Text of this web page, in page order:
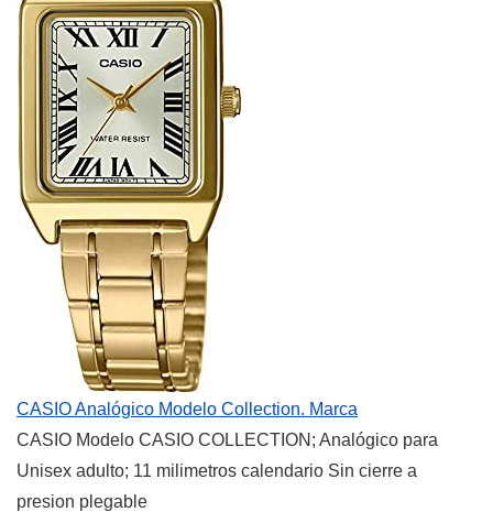
CASIO Analógico Modelo Collection. Marca
CASIO Modelo CASIO COLLECTION; Analógico para
Unisex adulto; 11 milimetros calendario Sin cierre a
presion plegable